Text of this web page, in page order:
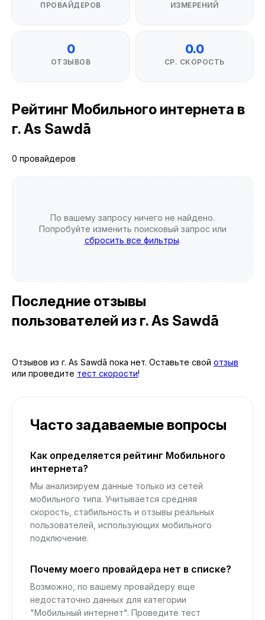
ПРОВАЙДЕРОВ ИЗМЕРЕНИЙ
0
ОТЗЫВОВ
0.0
СР. СКОРОСТЬ
Рейтинг Мобильного интернета в
г. As Sawdā
0 провайдеров
По вашему запросу ничего не найдено.
Попробуйте изменить поисковый запрос или
сбросить все фильтры.
Последние отзывы
пользователей из г. As Sawdā
Отзывов из г. As Sawdā пока нет. Оставьте свой отзыв
или проведите тест скорости!
Часто задаваемые вопросы
Как определяется рейтинг Мобильного
интернета?
Мы анализируем данные только из сетей
мобильного типа. Учитывается средняя
скорость, стабильность и отзывы реальных
пользователей, использующих мобильного
подключение.
Почему моего провайдера нет в списке?
Возможно, по вашему провайдеру еще
недостаточно данных для категории
"Мобильный интернет". Проведите тест